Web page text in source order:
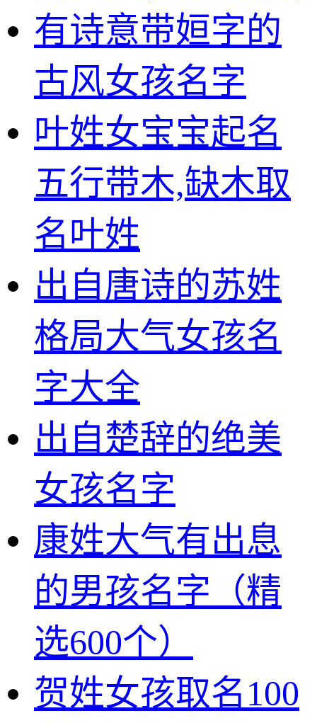
有诗意带姮字的
古风女孩名字
叶姓女宝宝起名
五行带木,缺木取
名叶姓
出自唐诗的苏姓
格局大气女孩名
字大全
出自楚辞的绝美
女孩名字
康姓大气有出息
的男孩名字（精
选600个）
贺姓女孩取名100